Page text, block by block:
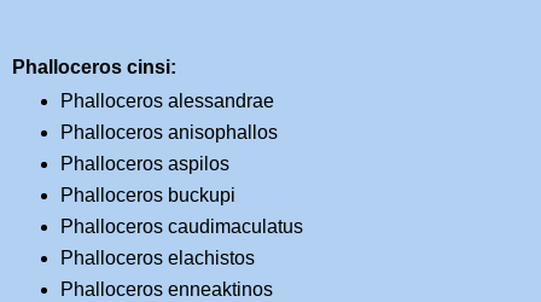
Phalloceros cinsi:
Phalloceros alessandrae
Phalloceros anisophallos
Phalloceros aspilos
Phalloceros buckupi
Phalloceros caudimaculatus
Phalloceros elachistos
Phalloceros enneaktinos